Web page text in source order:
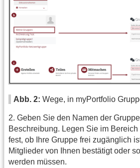
Abb. 2: Wege, in myPortfolio
2. Geben Sie den Namen der
Beschreibung. Legen Sie im
fest, ob Ihre Gruppe frei zugänglich
Mitglieder von Ihnen bestätigt oder
werden müssen.